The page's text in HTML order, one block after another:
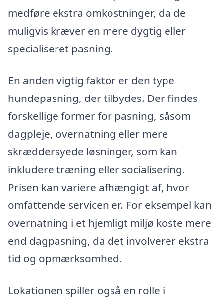
medføre ekstra omkostninger, da de
muligvis kræver en mere dygtig eller
specialiseret pasning.
En anden vigtig faktor er den type
hundepasning, der tilbydes. Der findes
forskellige former for pasning, såsom
dagpleje, overnatning eller mere
skræddersyede løsninger, som kan
inkludere træning eller socialisering.
Prisen kan variere afhængigt af, hvor
omfattende servicen er. For eksempel kan
overnatning i et hjemligt miljø koste mere
end dagpasning, da det involverer ekstra
tid og opmærksomhed.
Lokationen spiller også en rolle i